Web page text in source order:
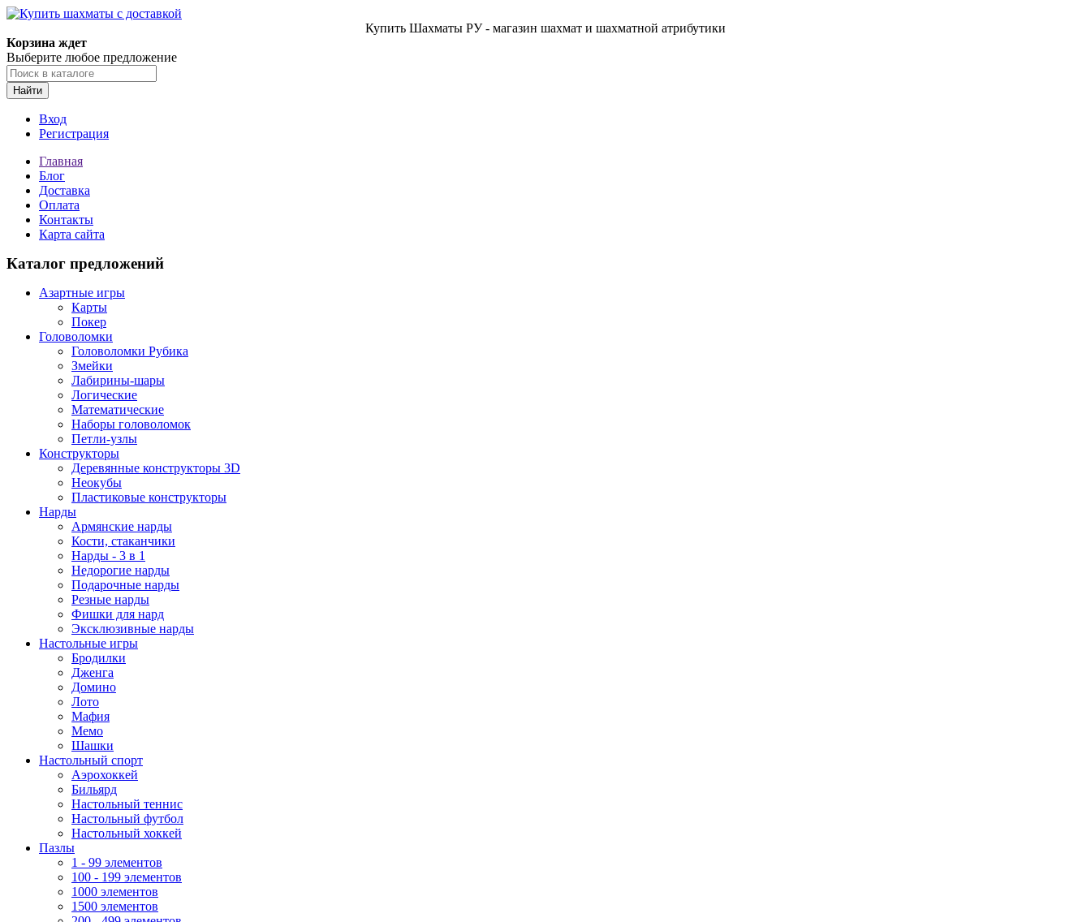
Купить Шахматы РУ - магазин шахмат и шахматной атрибутики
Корзина ждет
Выберите любое предложение
Найти
Вход
Регистрация
Главная
Блог
Доставка
Оплата
Контакты
Карта сайта
Каталог предложений
Азартные игры
Карты
Покер
Головоломки
Головоломки Рубика
Змейки
Лабирины-шары
Логические
Математические
Наборы головоломок
Петли-узлы
Конструкторы
Деревянные конструкторы 3D
Неокубы
Пластиковые конструкторы
Нарды
Армянские нарды
Кости, стаканчики
Нарды - 3 в 1
Недорогие нарды
Подарочные нарды
Резные нарды
Фишки для нард
Эксклюзивные нарды
Настольные игры
Бродилки
Дженга
Домино
Лото
Мафия
Мемо
Шашки
Настольный спорт
Аэрохоккей
Бильярд
Настольный теннис
Настольный футбол
Настольный хоккей
Пазлы
1 - 99 элементов
100 - 199 элементов
1000 элементов
1500 элементов